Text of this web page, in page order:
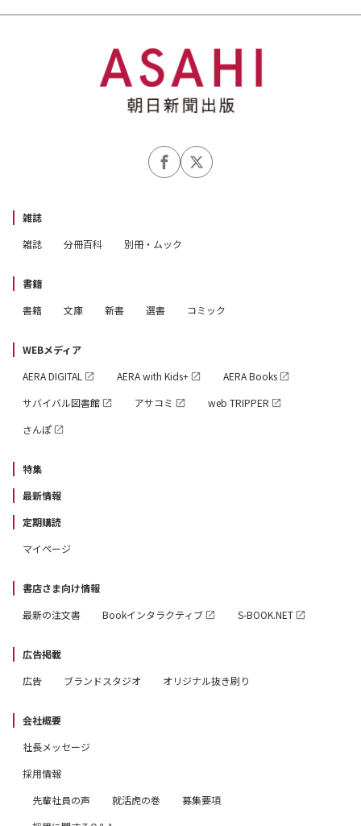
雑誌
雑誌
分冊百科 別冊・ムック
書籍
書籍
文庫 新書 選書 コミック
WEBメディア
AERA DIGITAL
AERA with Kids+
AERA Books
サバイバル図書館
アサコミ
web TRIPPER
さんぽ
特集
最新情報
定期購読
マイページ
書店さま向け情報
最新の注文書
Bookインタラクティブ S-BOOK.NET
広告掲載
広告
ブランドスタジオ オリジナル抜き刷り
会社概要
社長メッセージ
採用情報
先輩社員の声
就活虎の巻
募集要項